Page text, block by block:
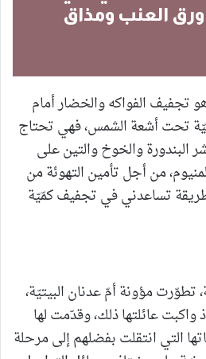
العنب ومذاق
الفواكه والخضار أمام
تحت أشعة الشمس، فهي تحتاج
والخوخ والتين على
من أجل تأمين التهوئة من
تساعدني في تجفيف كمّيّة
مؤونة أمّ عدنان البيتيّة،
عائلتها ذلك، وقدّمت لها
التي انتقلت بفضلهم إلى مرحلة